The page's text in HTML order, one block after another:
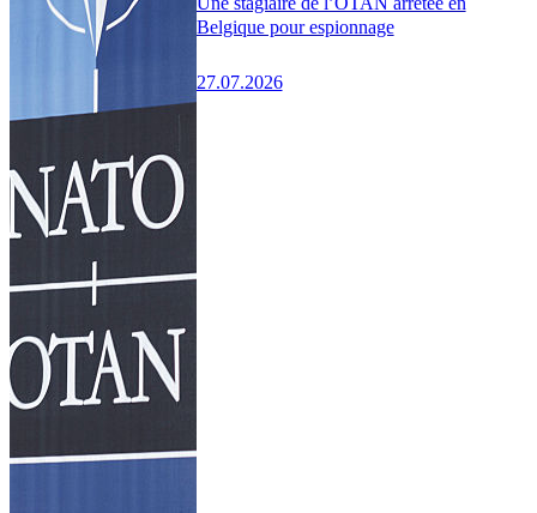
Belgique pour espionnage
27.07.2026